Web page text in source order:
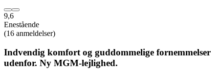
9,6
Enestående
(16 anmeldelser)
Indvendig komfort og guddommelige fornemmelser
udenfor. Ny MGM-lejlighed.